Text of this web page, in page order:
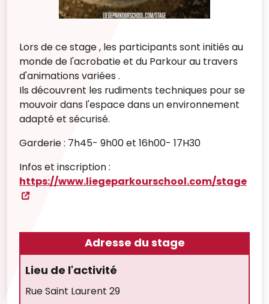
Lors de ce stage , les participants sont initiés au
monde de l'acrobatie et du Parkour au travers
d'animations variées .
Ils découvrent les rudiments techniques pour se
mouvoir dans l'espace dans un environnement
adapté et sécurisé.
Garderie : 7h45- 9h00 et 16h00- 17H30
Infos et inscription :
https://www.liegeparkourschool.com/stage
Adresse du stage
Lieu de l'activité
Rue Saint Laurent 29